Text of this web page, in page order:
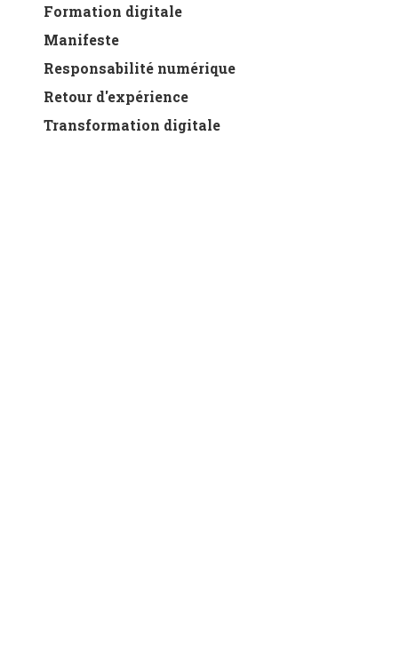
Formation digitale
Manifeste
Responsabilité numérique
Retour d'expérience
Transformation digitale